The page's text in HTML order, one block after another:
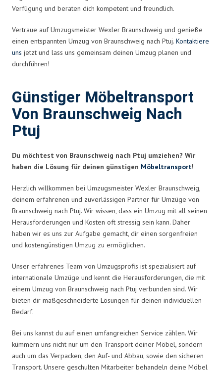
Verfügung und beraten dich kompetent und freundlich.
Vertraue auf Umzugsmeister Wexler Braunschweig und genieße
einen entspannten Umzug von Braunschweig nach Ptuj. Kontaktiere
uns jetzt und lass uns gemeinsam deinen Umzug planen und
durchführen!
Günstiger Möbeltransport
Von Braunschweig Nach
Ptuj
Du möchtest von Braunschweig nach Ptuj umziehen? Wir
haben die Lösung für deinen günstigen Möbeltransport!
Herzlich willkommen bei Umzugsmeister Wexler Braunschweig,
deinem erfahrenen und zuverlässigen Partner für Umzüge von
Braunschweig nach Ptuj. Wir wissen, dass ein Umzug mit all seinen
Herausforderungen und Kosten oft stressig sein kann. Daher
haben wir es uns zur Aufgabe gemacht, dir einen sorgenfreien
und kostengünstigen Umzug zu ermöglichen.
Unser erfahrenes Team von Umzugsprofis ist spezialisiert auf
internationale Umzüge und kennt die Herausforderungen, die mit
einem Umzug von Braunschweig nach Ptuj verbunden sind. Wir
bieten dir maßgeschneiderte Lösungen für deinen individuellen
Bedarf.
Bei uns kannst du auf einen umfangreichen Service zählen. Wir
kümmern uns nicht nur um den Transport deiner Möbel, sondern
auch um das Verpacken, den Auf- und Abbau, sowie den sicheren
Transport. Unsere geschulten Mitarbeiter behandeln deine Möbel